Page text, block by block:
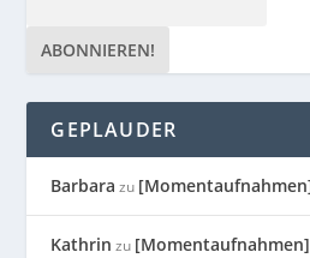
GEPLAUDER
Barbara zu
Kathrin zu